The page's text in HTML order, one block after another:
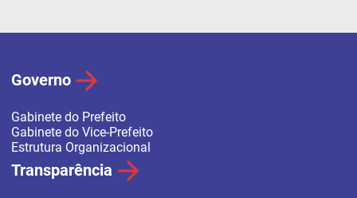
Governo
Gabinete do Prefeito
Gabinete do Vice-Prefeito
Estrutura Organizacional
Transparência